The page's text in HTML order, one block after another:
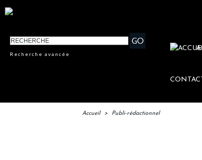
Recherche avancée
Accueil > Publi-rédactionnel